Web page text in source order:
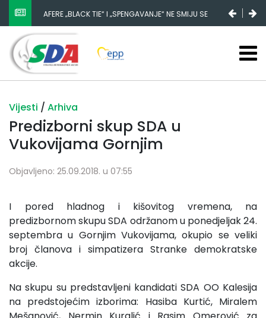
AFERE „BLACK TIE“ I „SPENGAVANJE“ NE SMIJU SE
ZATAŠKATI
Vijesti / Arhiva
Predizborni skup SDA u
Vukovijama Gornjim
Objavljeno: 25.09.2018. u 07:55
I pored hladnog i kišovitog vremena, na
predizbornom skupu SDA održanom u ponedjeljak 24.
septembra u Gornjim Vukovijama, okupio se veliki
broj članova i simpatizera Stranke demokratske
akcije.
Na skupu su predstavljeni kandidati SDA OO Kalesija
na predstojećim izborima: Hasiba Kurtić, Miralem